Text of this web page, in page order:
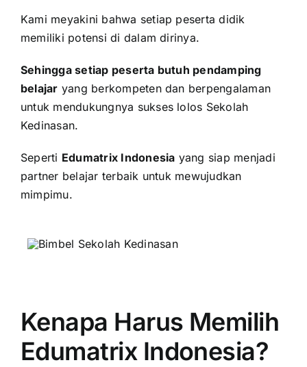
Kami meyakini bahwa setiap peserta didik
memiliki potensi di dalam dirinya.
Sehingga setiap peserta butuh pendamping
belajar yang berkompeten dan berpengalaman
untuk mendukungnya sukses lolos Sekolah
Kedinasan.
Seperti Edumatrix Indonesia yang siap menjadi
partner belajar terbaik untuk mewujudkan
mimpimu.
Kenapa Harus Memilih
Edumatrix Indonesia?